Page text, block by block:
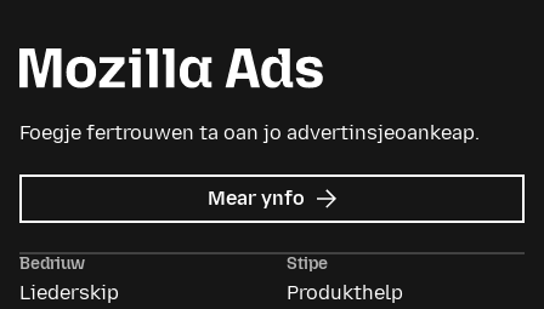
Foegje fertrouwen ta oan jo advertinsjeoankeap.
Mear ynfo oer
Mozilla
Bedriuw
Liederskip
Stipe
Produkthelp